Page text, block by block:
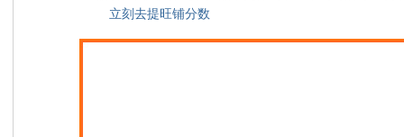
立刻去提旺铺分数